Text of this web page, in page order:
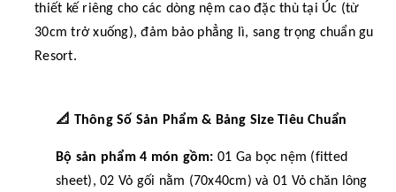
thiết kế riêng cho các dòng nệm cao đặc thù tại Úc (từ
30cm trở xuống), đảm bảo phẳng lì, sang trọng chuẩn gu
Resort.
📐 Thông Số Sản Phẩm & Bảng Size Tiêu Chuẩn
Bộ sản phẩm 4 món gồm: 01 Ga bọc nệm (fitted
sheet), 02 Vỏ gối nằm (70x40cm) và 01 Vỏ chăn lông